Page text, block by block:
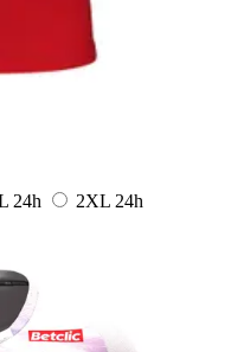
24h 2XL 24h